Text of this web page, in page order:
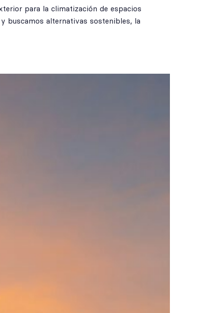
para la climatización de espacios
buscamos alternativas sostenibles, la